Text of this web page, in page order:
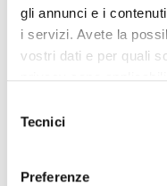
gli annunci e i
i servizi. Avete la
vostri dati e per quali
modificare o revocare
momento dalla
delTecnici
Preferenze